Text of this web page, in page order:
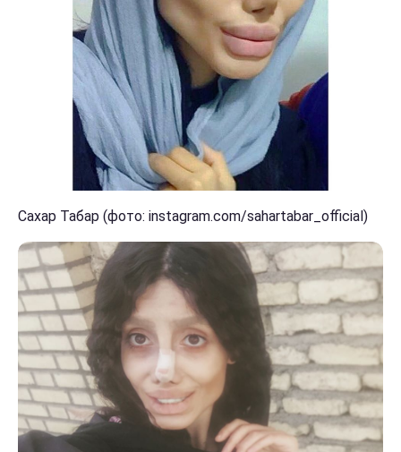
Сахар Табар (фото: instagram.com/sahartabar_official)